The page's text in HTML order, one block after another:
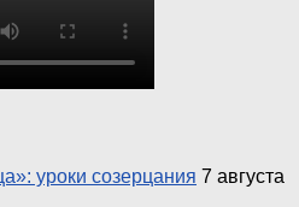
уроки созерцания 7 августа